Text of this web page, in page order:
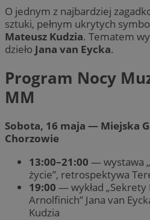
O jednym z najbardziej
sztuki, pełnym ukrytych
Mateusz Kudzia. Tematem
dzieło Jana van Eycka.
Program Nocy
MM
Sobota, 16 maja — Miejska
Chorzowie
13:00–21:00 — wystawa
życie”, retrospektywa
19:00 — wykład
Arnolfinich” Jana van
Kudzia